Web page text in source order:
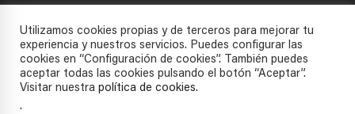
Utilizamos cookies propias y de terceros para mejorar tu
experiencia y nuestros servicios. Puedes configurar las
cookies en “Configuración de cookies”. También puedes
aceptar todas las cookies pulsando el botón “Aceptar”.
Visitar nuestra política de cookies.
.